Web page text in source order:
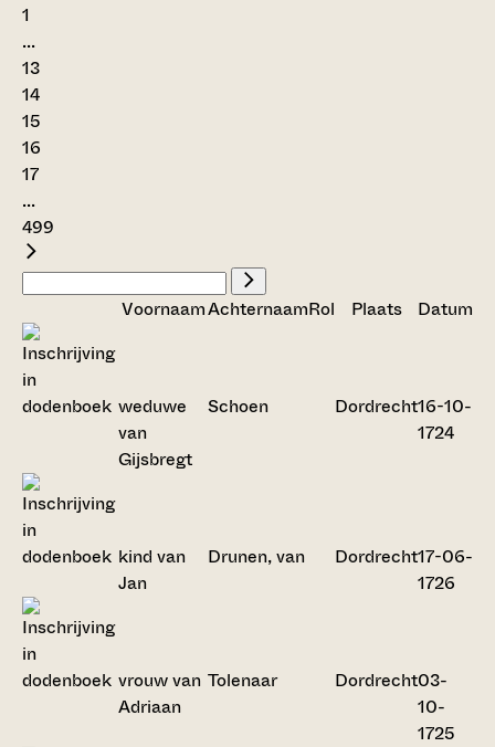
1
...
13
14
15
16
17
...
499
VoornaamAchternaamRol Plaats Datum
weduwe
van
Gijsbregt
Schoen Dordrecht16-10-
1724
kind van
Jan
Drunen, van Dordrecht17-06-
1726
vrouw van
Adriaan
Tolenaar Dordrecht03-
10-
1725